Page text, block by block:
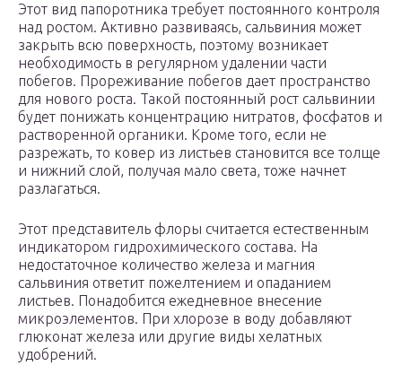
Этот вид папоротника требует постоянного контроля
над ростом. Активно развиваясь, сальвиния может
закрыть всю поверхность, поэтому возникает
необходимость в регулярном удалении части
побегов. Прореживание побегов дает пространство
для нового роста. Такой постоянный рост сальвинии
будет понижать концентрацию нитратов, фосфатов и
растворенной органики. Кроме того, если не
разрежать, то ковер из листьев становится все толще
и нижний слой, получая мало света, тоже начнет
разлагаться.
Этот представитель флоры считается естественным
индикатором гидрохимического состава. На
недостаточное количество железа и магния
сальвиния ответит пожелтением и опаданием
листьев. Понадобится ежедневное внесение
микроэлементов. При хлорозе в воду добавляют
глюконат железа или другие виды хелатных
удобрений.